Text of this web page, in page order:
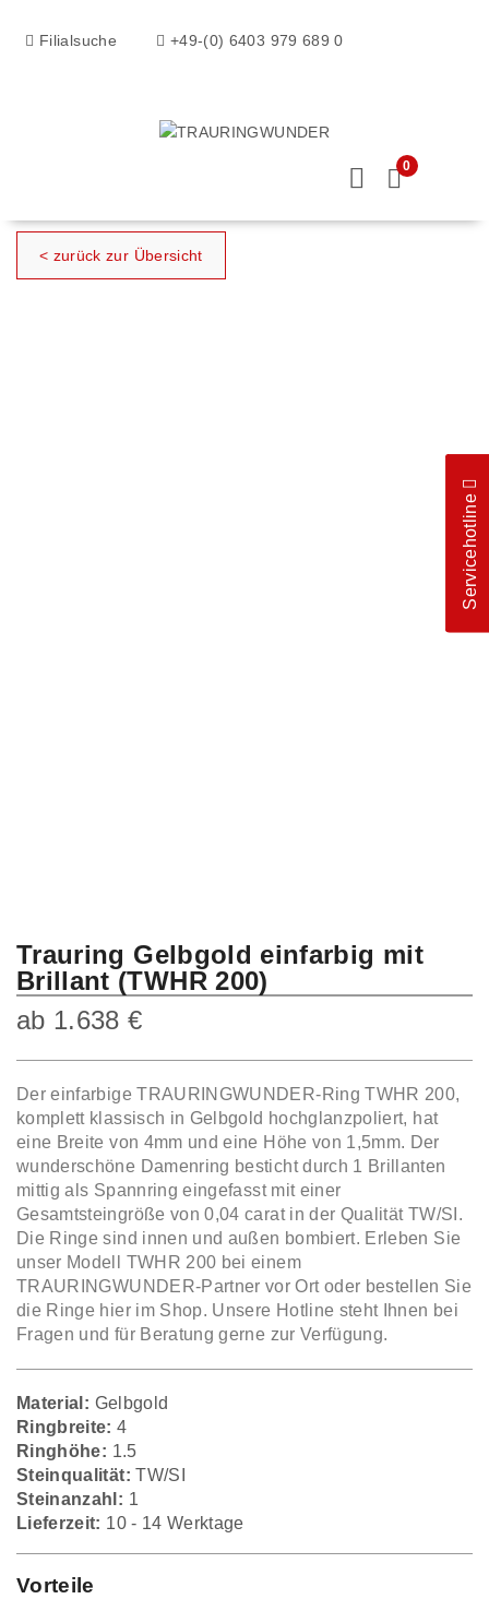
Filialsuche +49-(0) 6403 979 689 0
0
< zurück zur Übersicht
Trauring Gelbgold einfarbig mit
Brillant (TWHR 200)
ab 1.638€
Der einfarbige TRAURINGWUNDER-Ring TWHR 200,
komplett klassisch in Gelbgold hochglanzpoliert, hat
eine Breite von 4mm und eine Höhe von 1,5mm. Der
wunderschöne Damenring besticht durch 1 Brillanten
mittig als Spannring eingefasst mit einer
Gesamtsteingröße von 0,04 carat in der Qualität TW/SI.
Die Ringe sind innen und außen bombiert. Erleben Sie
unser Modell TWHR 200 bei einem
TRAURINGWUNDER-Partner vor Ort oder bestellen Sie
die Ringe hier im Shop. Unsere Hotline steht Ihnen bei
Fragen und für Beratung gerne zur Verfügung.
Material: Gelbgold
Ringbreite: 4
Ringhöhe: 1.5
Steinqualität: TW/SI
Steinanzahl: 1
Lieferzeit: 10 - 14 Werktage
Vorteile
Servicehotline